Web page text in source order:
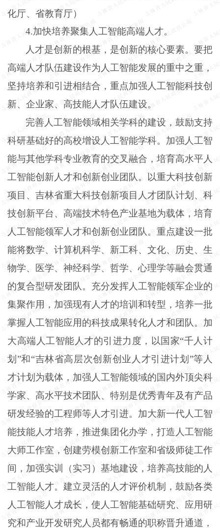
化厅、省教育厅）
4.加快培养聚集人工智能高端人才。
人才是创新的根基，是创新的核心要素。要把
高端人才队伍建设作为人工智能发展的重中之重，
坚持培养和引进相结合，重点加强人工智能科技创
新、企业家、高技能人才队伍建设。
完善人工智能领域相关学科的建设，鼓励支持
科研基础好的高校增设人工智能学科。加强人工智
能与其他学科专业教育的交叉融合，培育高水平人
工智能创新人才和创新创业团队。以重大科技创新
项目、吉林省重大科技创新项目人才团队计划、科
技创新平台、高端技术特色产业基地为载体，培育
人工智能领军人才和创新创业团队。重点建设一批
能将数学、计算机科学、新工科、文化、历史、生
物学、医学、神经科学、哲学、心理学等融会贯通
的复合型研发团队。充分发挥人工智能领军企业的
集聚作用，加强现有人才的培训和转型，培养一批
掌握人工智能应用的科技成果转化人才和团队。加
大高端人工智能人才的引进力度，以国家“千人计
划”和“吉林省高层次创新创业人才引进计划”等人
才计划为载体，加强人工智能领域的国内外顶尖科
学家、高水平技术团队、特别是优秀青年及有产品
研发经验的工程师等人才引进。加大新一代人工智
能技能人才培养，推进集团化办学，打造人工智能
大师工作室，创建劳模创新工作室和省级师徒工作
间，加强实训（实习）基地建设，培养高技能的人
工智能人才。建立灵活的人才评价机制，鼓励各类
人工智能人才成长，使人工智能基础研究、应用研
究和产业开发研究人员都有畅通的职称晋升通道，